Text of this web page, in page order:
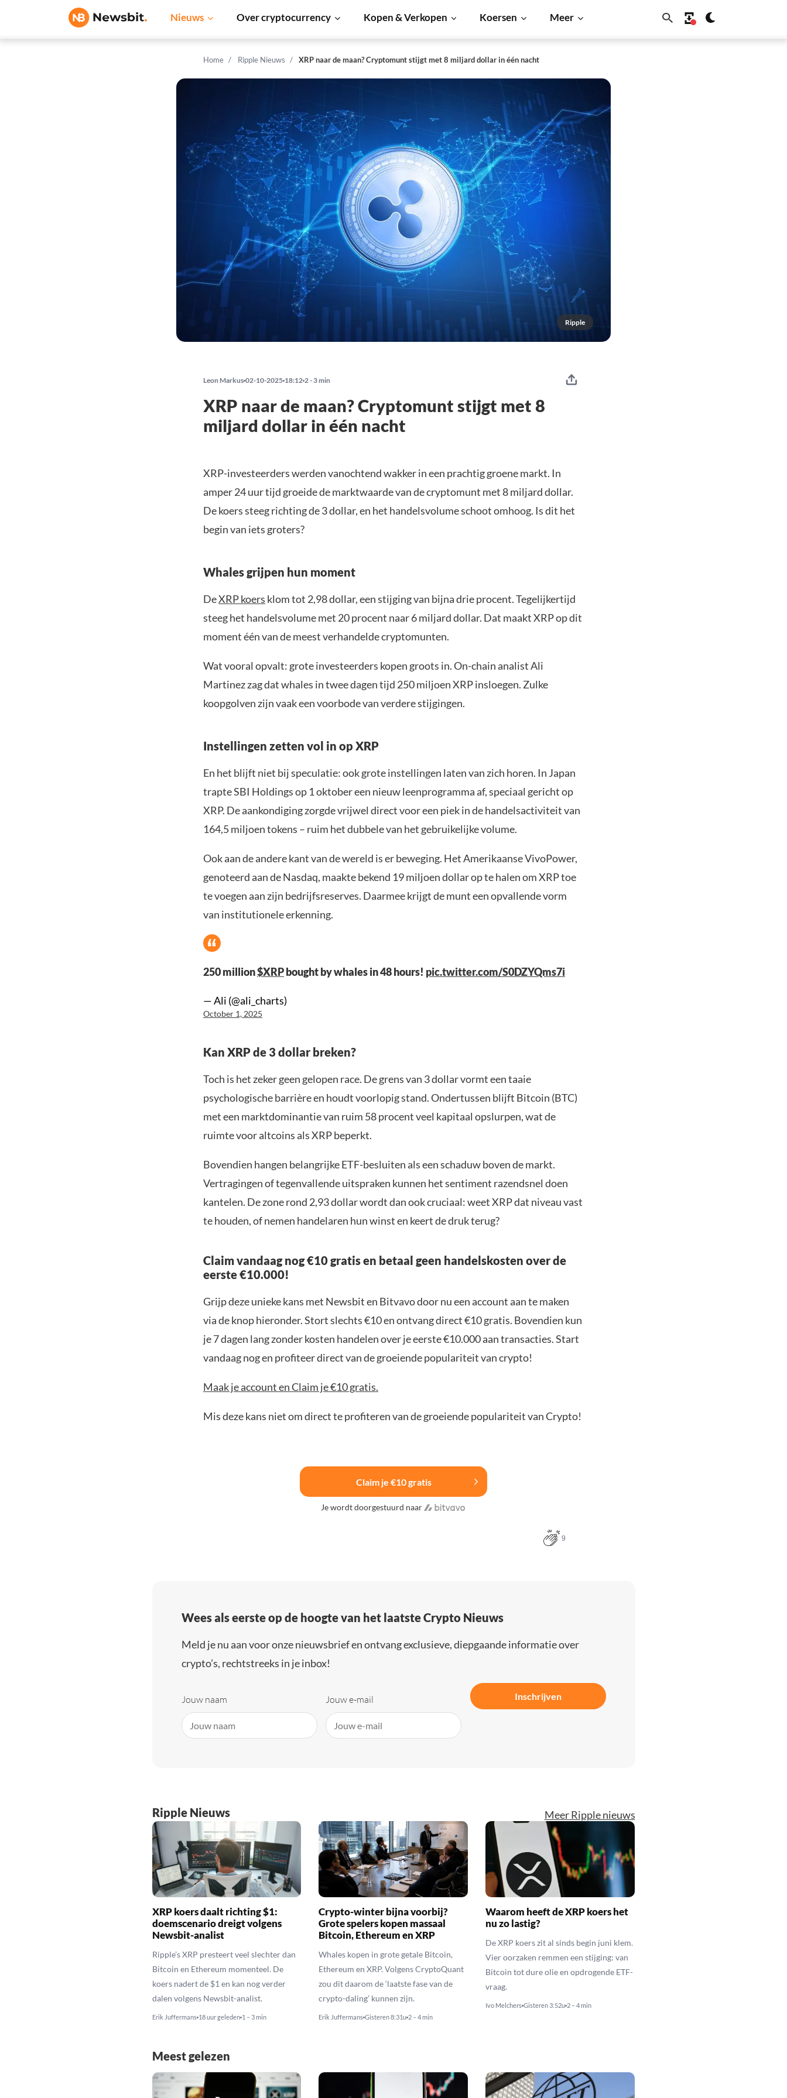
Nieuws Over cryptocurrency Kopen & Verkopen Koersen Meer
Home Ripple Nieuws XRP naar de maan? Cryptomunt stijgt met 8 miljard dollar in één nacht
Ripple
Leon Markus 02-10-2025 18:12 2 - 3 min
XRP naar de maan? Cryptomunt stijgt met 8
miljard dollar in één nacht
XRP-investeerders werden vanochtend wakker in een prachtig groene markt. In
amper 24 uur tijd groeide de marktwaarde van de cryptomunt met 8 miljard dollar.
De koers steeg richting de 3 dollar, en het handelsvolume schoot omhoog. Is dit het
begin van iets groters?
Whales grijpen hun moment
DeXRP koers klom tot 2,98 dollar, een stijging van bijna drie procent. Tegelijkertijd
steeg het handelsvolume met 20 procent naar 6 miljard dollar. Dat maakt XRP op dit
moment één van de meest verhandelde cryptomunten.
Wat vooral opvalt: grote investeerders kopen groots in. On-chain analist Ali
Martinez zag dat whales in twee dagen tijd 250 miljoen XRP insloegen. Zulke
koopgolven zijn vaak een voorbode van verdere stijgingen.
Instellingen zetten vol in op XRP
En het blijft niet bij speculatie: ook grote instellingen laten van zich horen. In Japan
trapte SBI Holdings op 1 oktober een nieuw leenprogramma af, speciaal gericht op
XRP. De aankondiging zorgde vrijwel direct voor een piek in de handelsactiviteit van
164,5 miljoen tokens – ruim het dubbele van het gebruikelijke volume.
Ook aan de andere kant van de wereld is er beweging. Het Amerikaanse VivoPower,
genoteerd aan de Nasdaq, maakte bekend 19 miljoen dollar op te halen om XRP toe
te voegen aan zijn bedrijfsreserves. Daarmee krijgt de munt een opvallende vorm
van institutionele erkenning.
250 million$XRPbought by whales in 48 hours! pic.twitter.com/S0DZYQms7i
— Ali (@ali_charts)
October 1, 2025
Kan XRP de 3 dollar breken?
Toch is het zeker geen gelopen race. De grens van 3 dollar vormt een taaie
psychologische barrière en houdt voorlopig stand. Ondertussen blijft Bitcoin (BTC)
met een marktdominantie van ruim 58 procent veel kapitaal opslurpen, wat de
ruimte voor altcoins als XRP beperkt.
Bovendien hangen belangrijke ETF-besluiten als een schaduw boven de markt.
Vertragingen of tegenvallende uitspraken kunnen het sentiment razendsnel doen
kantelen. De zone rond 2,93 dollar wordt dan ook cruciaal: weet XRP dat niveau vast
te houden, of nemen handelaren hun winst en keert de druk terug?
Claim vandaag nog €10 gratis en betaal geen handelskosten over de
eerste €10.000!
Grijp deze unieke kans met Newsbit en Bitvavo door nu een account aan te maken
via de knop hieronder. Stort slechts €10 en ontvang direct €10 gratis. Bovendien kun
je 7 dagen lang zonder kosten handelen over je eerste €10.000 aan transacties. Start
vandaag nog en profiteer direct van de groeiende populariteit van crypto!
Maak je account en Claim je €10 gratis.
Mis deze kans niet om direct te profiteren van de groeiende populariteit van Crypto!
Claim je €10 gratis
Je wordt doorgestuurd naar
9
Wees als eerste op de hoogte van het laatste Crypto Nieuws
Meld je nu aan voor onze nieuwsbrief en ontvang exclusieve, diepgaande informatie over
crypto’s, rechtstreeks in je inbox!
Jouw naam Jouw e-mail Inschrijven
Ripple Nieuws Meer Ripple nieuws
XRP koers daalt richting $1:
doemscenario dreigt volgens
Newsbit-analist
Ripple’s XRP presteert veel slechter dan
Bitcoin en Ethereum momenteel. De
koers nadert de $1 en kan nog verder
dalen volgens Newsbit-analist.
Erik Juffermans 18 uur geleden 1 – 3 min
Crypto-winter bijna voorbij?
Grote spelers kopen massaal
Bitcoin, Ethereum en XRP
Whales kopen in grote getale Bitcoin,
Ethereum en XRP. Volgens CryptoQuant
zou dit daarom de ‘laatste fase van de
crypto-daling’ kunnen zijn.
Erik Juffermans Gisteren 8:31u 2 – 4 min
Waarom heeft de XRP koers het
nu zo lastig?
De XRP koers zit al sinds begin juni klem.
Vier oorzaken remmen een stijging: van
Bitcoin tot dure olie en opdrogende ETF-
vraag.
Ivo Melchers Gisteren 3:52u 2 – 4 min
Meest gelezen